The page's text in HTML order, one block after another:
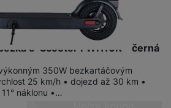
e-Scooter FWH10K - černá
350W bezkartáčovým
25 km/h • dojezd až 30 km •
náklonu •…